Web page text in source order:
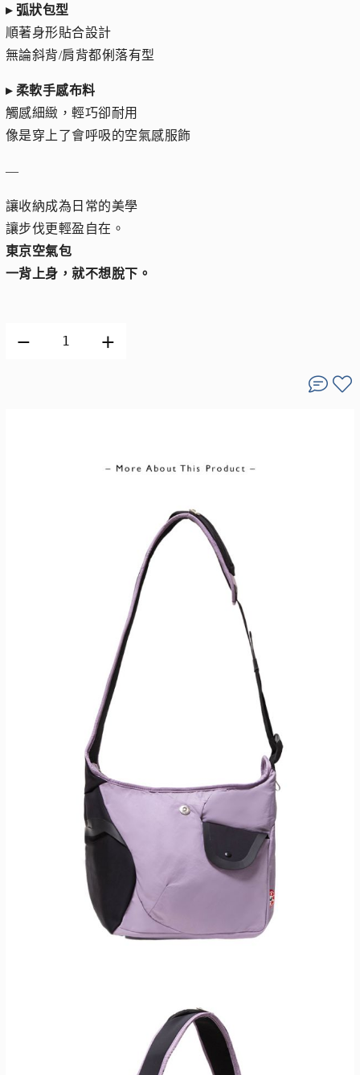
▸ 弧狀包型
順著身形貼合設計
無論斜背/肩背都俐落有型
▸ 柔軟手感布料
觸感細緻，輕巧卻耐用
像是穿上了會呼吸的空氣感服飾
—
讓收納成為日常的美學
讓步伐更輕盈自在。
東京空氣包
一背上身，就不想脫下。